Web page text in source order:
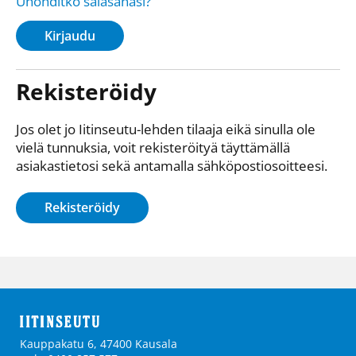
Kirjaudu
Rekisteröidy
Jos olet jo Iitinseutu-lehden tilaaja eikä sinulla ole
vielä tunnuksia, voit rekisteröityä täyttämällä
asiakastietosi sekä antamalla sähkö­posti­osoitteesi.
Rekisteröidy
Kauppakatu 6, 47400 Kausala